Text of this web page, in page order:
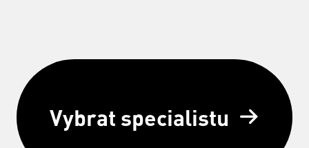
Vybrat specialistu